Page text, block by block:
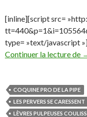
[inline][script src=
type= »text/javascript
Continuer la lecture de
COQUINE PRO DE LA PIPE
LES PERVERS SE CARESSENT
LÈVRES PULPEUSES